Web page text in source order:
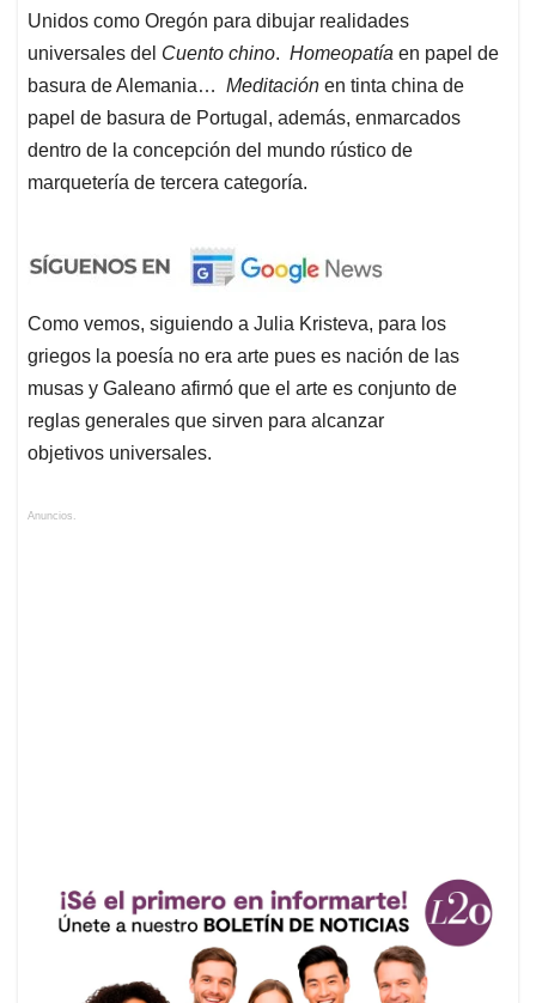
Unidos como Oregón para dibujar realidades
universales del Cuento chino. Homeopatía en papel de
basura de Alemania… Meditación en tinta china de
papel de basura de Portugal, además, enmarcados
dentro de la concepción del mundo rústico de
marquetería de tercera categoría.
Como vemos, siguiendo a Julia Kristeva, para los
griegos la poesía no era arte pues es nación de las
musas y Galeano afirmó que el arte es conjunto de
reglas generales que sirven para alcanzar
objetivos universales.
Anuncios.